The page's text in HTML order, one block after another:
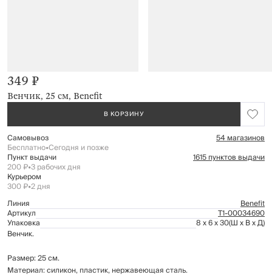
Венчик, 25 см, Benefit
349 ₽
В КОРЗИНУ
Самовывоз 54 магазинов
Бесплатно•Сегодня и позже
Пункт выдачи 1615 пунктов выдачи
200 ₽•3 рабочих дня
Курьером
300 ₽•2 дня
Линия
Benefit
Артикул Т1-00034690
Упаковка 8 x 6 x 30(Ш x В x Д)
Венчик.
Размер: 25 см.
Материал: силикон, пластик, нержавеющая сталь.